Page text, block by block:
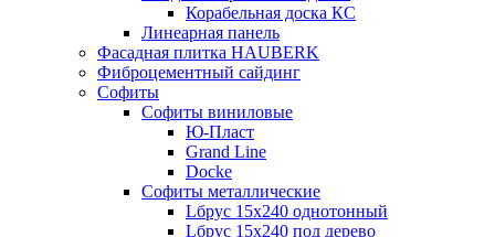
Корабельная доска КС
Линеарная панель
Фасадная плитка HAUBERK
Фиброцементный сайдинг
Софиты
Софиты виниловые
Ю-Пласт
Grand Line
Docke
Софиты металлические
Lбрус 15x240 однотонный
Lбрус 15x240 под дерево